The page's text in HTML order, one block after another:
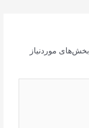
بخش‌های موردنیاز